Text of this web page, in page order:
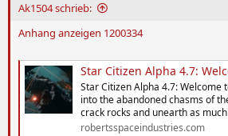
Ak1504 schrieb:
Anhang anzeigen 1200334
Star Citizen Alpha 4.7:
Star Citizen Alpha 4.7: Welcome
into the abandoned chasms of
crack rocks and unearth as
robertsspaceindustries.com